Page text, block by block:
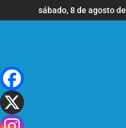
al
sábado, 8 de agosto